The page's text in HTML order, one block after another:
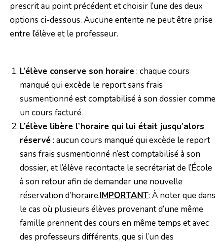
prescrit au point précédent et choisir l’une des deux
options ci-dessous. Aucune entente ne peut être prise
entre l’élève et le professeur.
L’élève conserve son horaire : chaque cours
manqué qui excède le report sans frais
susmentionné est comptabilisé à son dossier comme
un cours facturé.
L’élève libère l’horaire qui lui était jusqu’alors
réservé : aucun cours manqué qui excède le report
sans frais susmentionné n’est comptabilisé à son
dossier, et l’élève recontacte le secrétariat de l’École
à son retour afin de demander une nouvelle
réservation d’horaire.IMPORTANT: À noter que dans
le cas où plusieurs élèves provenant d’une même
famille prennent des cours en même temps et avec
des professeurs différents, que si l’un des